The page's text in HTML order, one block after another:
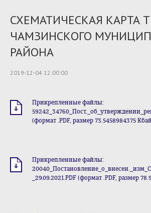
СХЕМАТИЧЕСКАЯ КАРТА
ЧАМЗИНСКОГО
РАЙОНА
2019-12-04 12:00:00
Прикрепленные файлы:
(формат .PDF, размер 73.5458984375
Прикрепленные файлы:
_29.09.2021.PDF (формат .PDF, размер